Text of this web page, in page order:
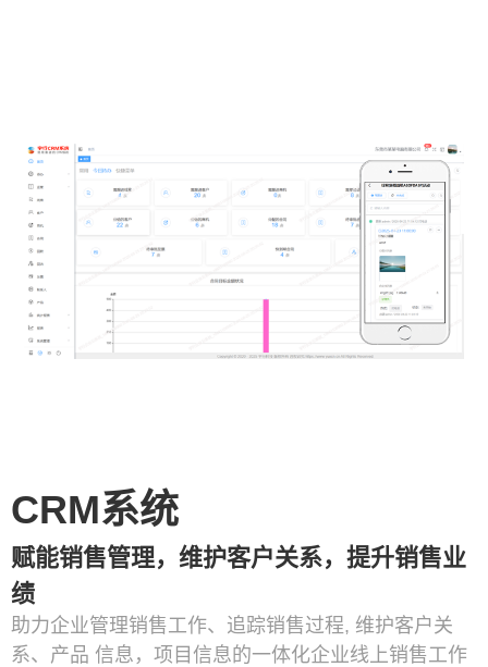
CRM系统
赋能销售管理，维护客户关系，提升销售业
绩
助力企业管理销售工作、追踪销售过程, 维护客户关
系、产品 信息，项目信息的一体化企业线上销售工作